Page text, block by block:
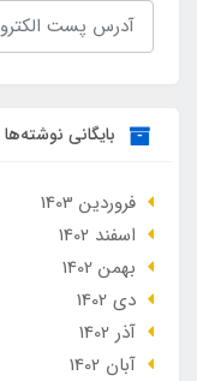
بایگانی نوشته‌ها
فروردین 1403
اسفند 1402
بهمن 1402
دی 1402
آذر 1402
آبان 1402